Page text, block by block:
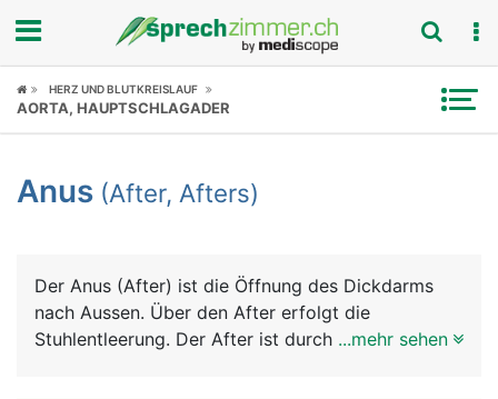
Fokus
Symptome
News
HERZ UND BLUTKREISLAUF
AORTA, HAUPTSCHLAGADER
Anus (After, Afters)
Der Anus (After) ist die Öffnung des Dickdarms
nach Aussen. Über den After erfolgt die
Stuhlentleerung. Der After ist durch zwei...mehr sehen